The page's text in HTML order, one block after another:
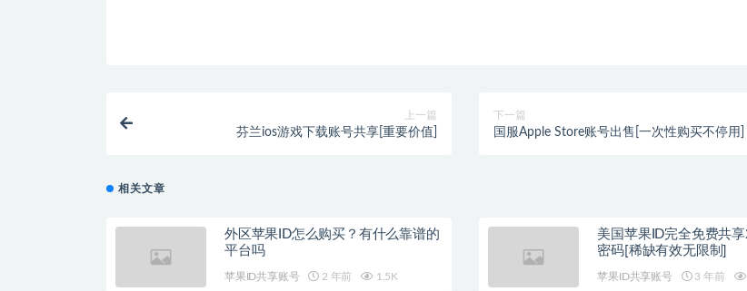
上一篇
芬兰ios游戏下载账号共享[重要价值]
下一篇
国服Apple Store账号出售[一次性购买不停用]
相关文章
外区苹果ID怎么购买？有什么靠谱的
平台吗
苹果ID共享账号 2 年前 1.5K
美国苹果ID完全免费共
密码[稀缺有效无限制]
苹果ID共享账号 3 年前